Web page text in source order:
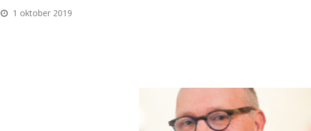
1 oktober 2019